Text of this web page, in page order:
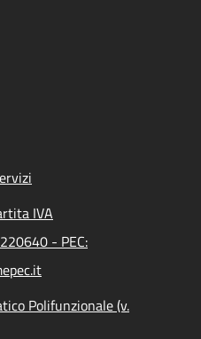
IVA
- PEC:
Polifunzionale (v.